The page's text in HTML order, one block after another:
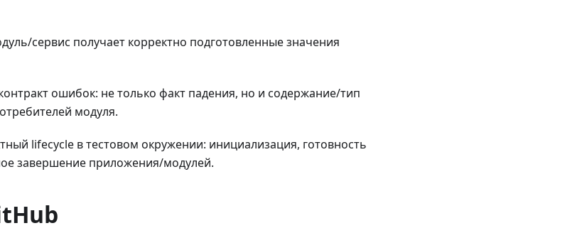
сервис получает корректно подготовленные значения
ошибок: не только факт падения, но и содержание/тип
модуля.
lifecycle в тестовом окружении: инициализация, готовность
завершение приложения/модулей.